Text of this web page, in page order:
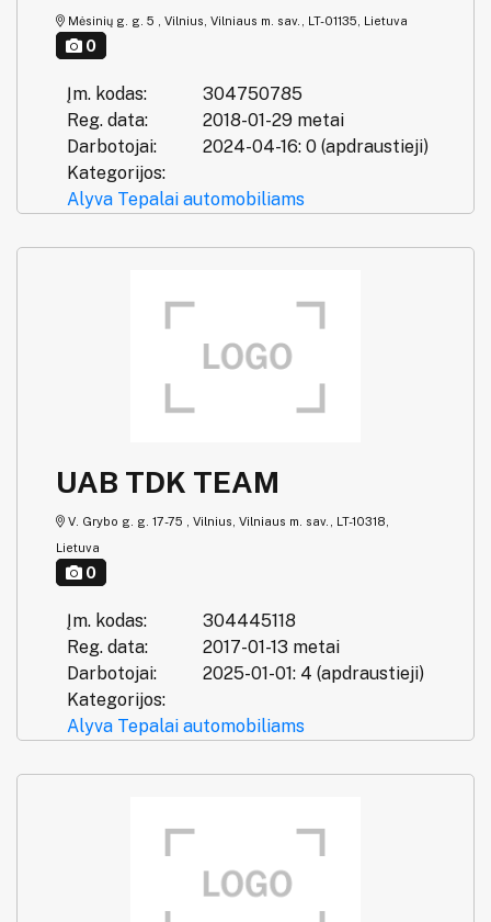
Mėsinių g. g. 5 , Vilnius, Vilniaus m. sav., LT-01135, Lietuva
0
Įm. kodas:
304750785
Reg. data:
2018-01-29 metai
Darbotojai:
2024-04-16: 0 (apdraustieji)
Kategorijos:
Alyva Tepalai automobiliams
UAB TDK TEAM
V. Grybo g. g. 17-75 , Vilnius, Vilniaus m. sav., LT-10318,
Lietuva
0
Įm. kodas:
304445118
Reg. data:
2017-01-13 metai
Darbotojai:
2025-01-01: 4 (apdraustieji)
Kategorijos:
Alyva Tepalai automobiliams